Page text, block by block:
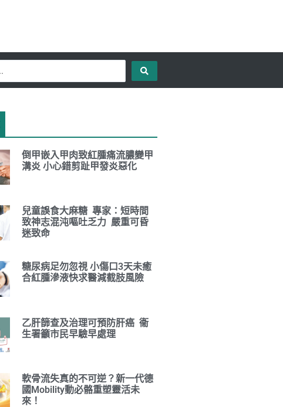
倒甲嵌入甲肉致紅腫痛流膿變甲
溝炎 小心錯剪趾甲發炎惡化
兒童誤食大麻糖 專家：短時間
致神志混沌嘔吐乏力 嚴重可昏
迷致命
糖尿病足勿忽視 小傷口3天未癒
合紅腫滲液快求醫減截肢風險
乙肝篩查及治理可預防肝癌 衞
生署籲市民早驗早處理
軟骨流失真的不可逆？新一代德
國Mobility動必骼重塑靈活未
來！